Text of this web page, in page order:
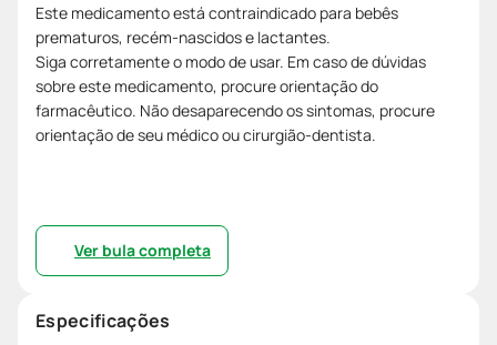
Este medicamento está contraindicado para bebês
prematuros, recém-nascidos e lactantes.
Siga corretamente o modo de usar. Em caso de dúvidas
sobre este medicamento, procure orientação do
farmacêutico. Não desaparecendo os sintomas, procure
orientação de seu médico ou cirurgião-dentista.
Ver bula completa
Especificações